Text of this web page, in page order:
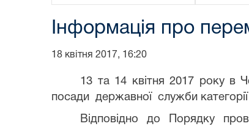
Інформація про
18 квітня 2017, 16:20
13 та 14 квітня 2017 року в
посади державної служби
Відповідно до Порядку